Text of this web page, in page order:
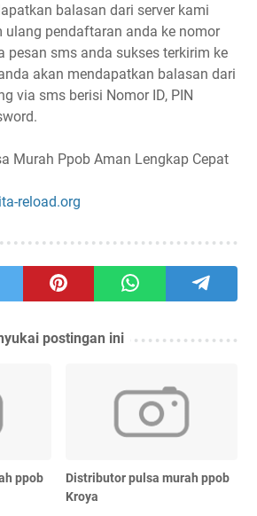
balasan dari server kami
ulang pendaftaran anda ke nomor
pesan sms anda sukses terkirim ke
akan mendapatkan balasan dari
via sms berisi Nomor ID, PIN
Murah Ppob Aman Lengkap Cepat
reload.org
postingan ini
ppob
Distributor pulsa murah ppob
Kroya